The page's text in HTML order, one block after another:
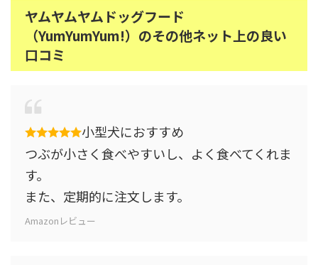
ヤムヤムヤムドッグフード
（YumYumYum!）のその他ネット上の良い
口コミ
小型犬におすすめ
つぶが小さく食べやすいし、よく食べてくれま
す。
また、定期的に注文します。
Amazonレビュー